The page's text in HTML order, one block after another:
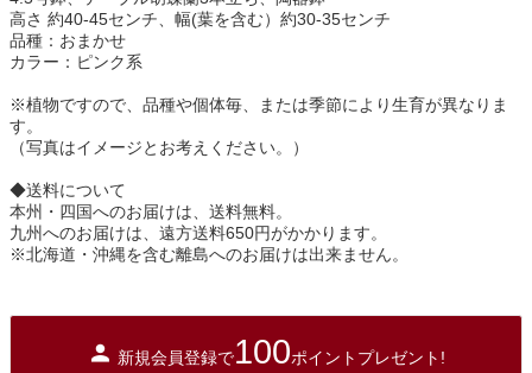
高さ 約40-45センチ、幅(葉を含む）約30-35センチ
品種：おまかせ
カラー：ピンク系
※植物ですので、品種や個体毎、または季節により生育が異なりま
す。
（写真はイメージとお考えください。）
◆送料について
本州・四国へのお届けは、送料無料。
九州へのお届けは、遠方送料650円がかかります。
※北海道・沖縄を含む離島へのお届けは出来ません。
新規会員登録で100ポイントプレゼント!